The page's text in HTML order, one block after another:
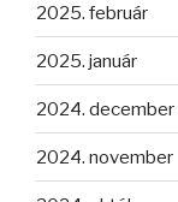
2025. február
2025. január
2024. december
2024. november